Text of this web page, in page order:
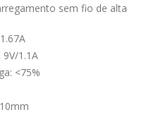
sem fio de alta
1.1A
<75%